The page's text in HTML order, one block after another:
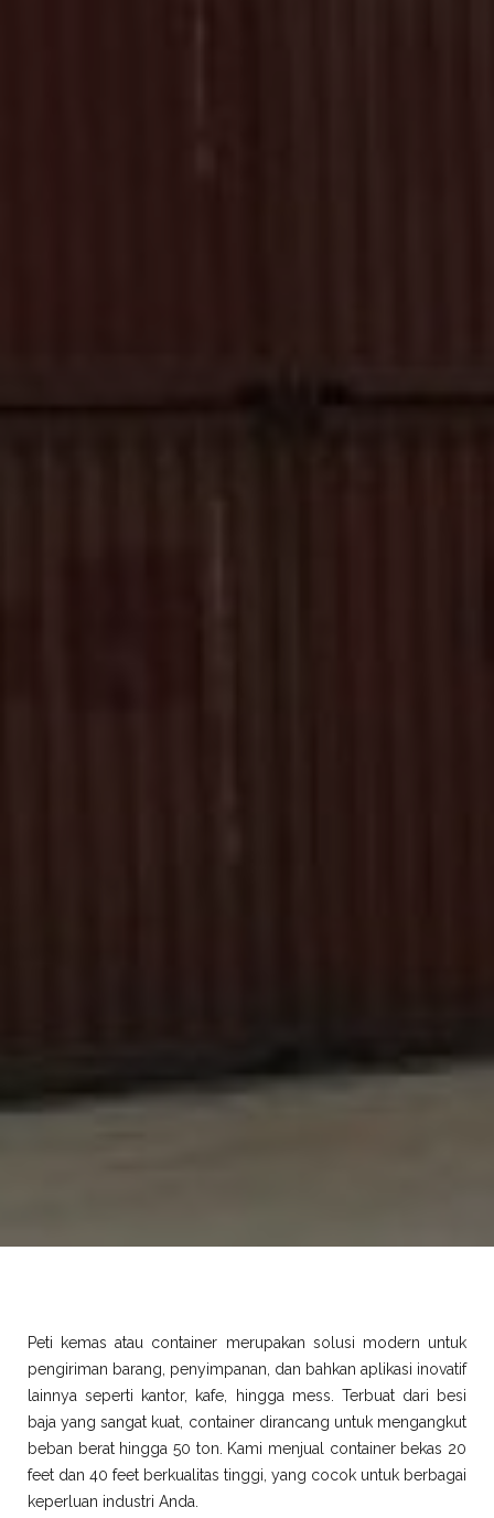
Peti kemas atau container merupakan solusi modern untuk
pengiriman barang, penyimpanan, dan bahkan aplikasi inovatif
lainnya seperti kantor, kafe, hingga mess. Terbuat dari besi
baja yang sangat kuat, container dirancang untuk mengangkut
beban berat hingga 50 ton. Kami menjual container bekas 20
feet dan 40 feet berkualitas tinggi, yang cocok untuk berbagai
keperluan industri Anda.